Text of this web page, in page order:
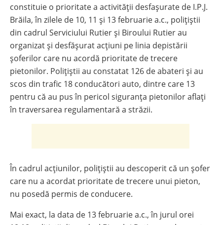
constituie o prioritate a activităţii desfaşurate de I.P.J.
Brăila, în zilele de 10, 11 și 13 februarie a.c., polițiștii
din cadrul Serviciului Rutier și Biroului Rutier au
organizat și desfășurat acțiuni pe linia depistării
șoferilor care nu acordă prioritate de trecere
pietonilor. Polițiștii au constatat 126 de abateri și au
scos din trafic 18 conducători auto, dintre care 13
pentru că au pus în pericol siguranța pietonilor aflați
în traversarea regulamentară a străzii.
În cadrul acțiunilor, polițiștii au descoperit că un șofer
care nu a acordat prioritate de trecere unui pieton,
nu posedă permis de conducere.
Mai exact, la data de 13 februarie a.c., în jurul orei